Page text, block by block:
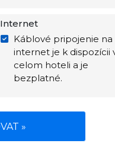
Internet
Káblové pripojenie na
internet je k dispozícii
celom hoteli a je
bezplatné.
»